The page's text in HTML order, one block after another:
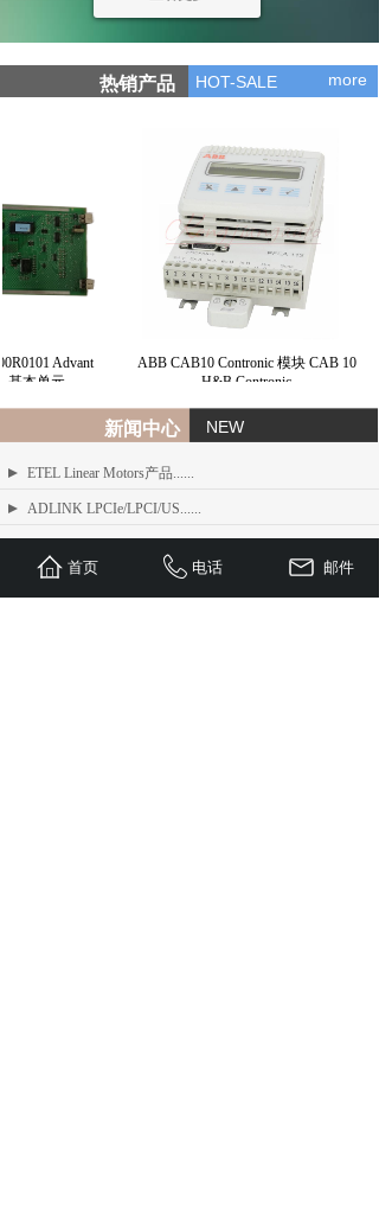
more
热销产品 HOT-SALE
Advant
基本单元
ABB CAB10 Contronic 模块 CAB 10
H&B Contronic
新闻中心 NEW
ETEL Linear Motors产品......
ADLINK LPCIe/LPCI/US......
ADLINK MXE-1300 系列工业......
首页 电话 邮件